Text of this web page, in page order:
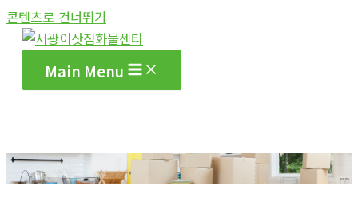
콘텐츠로 건너뛰기
Main Menu